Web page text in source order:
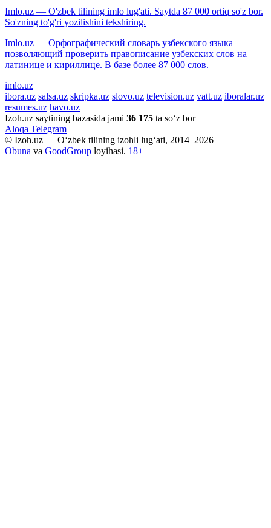
Imlo.uz — O'zbek tilining imlo lug'ati. Saytda 87 000 ortiq so'z bor.
So'zning to'g'ri yozilishini tekshiring.
Imlo.uz — Орфографический словарь узбекского языка
позволяющий проверить правописание узбекских слов на
латинице и кириллице. В базе более 87 000 слов.
imlo.uz
ibora.uz salsa.uz skripka.uz slovo.uz television.uz vatt.uz iboralar.uz
resumes.uz havo.uz
Izoh.uz saytining bazasida jami 36 175 ta so‘z bor
Aloqa Telegram
© Izoh.uz — O‘zbek tilining izohli lug‘ati, 2014–2026
Obuna va GoodGroup loyihasi. 18+